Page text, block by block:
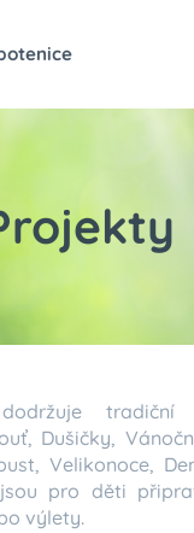
Dušičky,
Velikonoce,
pro děti
výlety.